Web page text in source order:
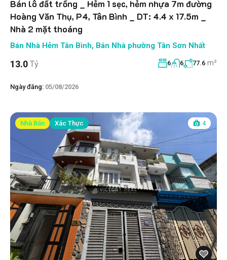
Bán lô đất trống _ Hẻm 1 sẹc, hẻm nhựa 7m đường
Hoàng Văn Thụ, P4, Tân Bình _ DT: 4.4 x 17.5m _
Nhà 2 mặt thoáng
Bán Nhà Hẻm Tân Bình, Bán Nhà phường Tân Sơn Nhất
13.0 Tỷ 6 6 77.6 m²
Ngày đăng: 05/08/2026
Nhà Bán Xác Thực 4